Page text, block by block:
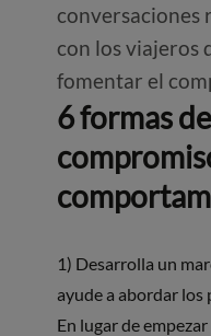
conversaciones
con los viajeros
fomentar el
6 formas
1) Desarrolla un
ayude a abordar los
En lugar de